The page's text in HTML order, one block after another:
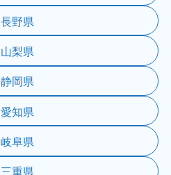
長野県
山梨県
静岡県
愛知県
岐阜県
三重県